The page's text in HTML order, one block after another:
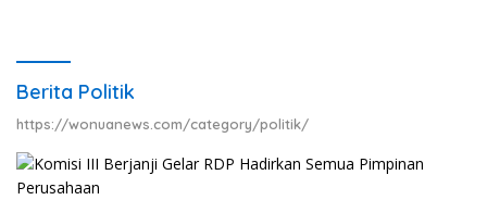
Berita Politik
https://wonuanews.com/category/politik/